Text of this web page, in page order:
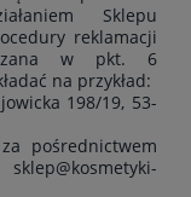
Sklepu
reklamacji
w pkt. 6
na przykład:
198/19, 53-
pośrednictwem
sklep@kosmetyki-